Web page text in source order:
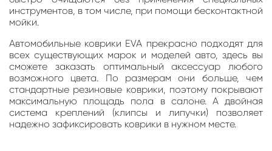
инструментов, в том числе, при помощи бесконтактной
мойки.
Автомобильные коврики EVA прекрасно подходят для
всех существующих марок и моделей авто, здесь вы
сможете заказать оптимальный аксессуар любого
возможного цвета. По размерам они больше, чем
стандартные резиновые коврики, поэтому покрывают
максимальную площадь пола в салоне. А двойная
система креплений (клипсы и липучки) позволяет
надежно зафиксировать коврики в нужном месте.